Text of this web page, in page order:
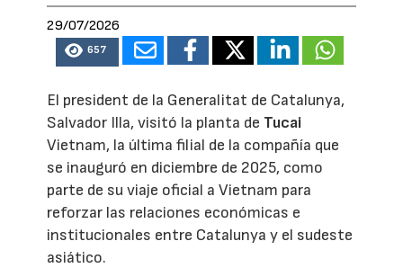
29/07/2026
657
El president de la Generalitat de Catalunya,
Salvador Illa, visitó la planta de Tucai
Vietnam, la última filial de la compañía que
se inauguró en diciembre de 2025, como
parte de su viaje oficial a Vietnam para
reforzar las relaciones económicas e
institucionales entre Catalunya y el sudeste
asiático.